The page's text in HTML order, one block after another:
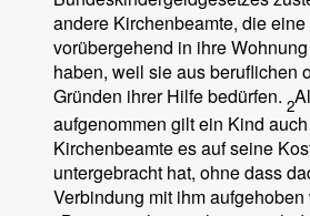
andere Kirchenbeamte, die
vorübergehend in ihre
haben, weil sie aus beruflichen
Gründen ihrer Hilfe bedürfen. 2
aufgenommen gilt ein Kind
Kirchenbeamte es auf seine
untergebracht hat, ohne dass
Verbindung mit ihm